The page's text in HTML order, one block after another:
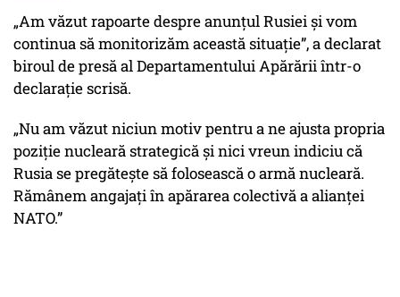
„Am văzut rapoarte despre anunțul Rusiei și vom
continua să monitorizăm această situație”, a declarat
biroul de presă al Departamentului Apărării într-o
declarație scrisă.
„Nu am văzut niciun motiv pentru a ne ajusta propria
poziție nucleară strategică și nici vreun indiciu că
Rusia se pregătește să folosească o armă nucleară.
Rămânem angajați în apărarea colectivă a alianței
NATO.”